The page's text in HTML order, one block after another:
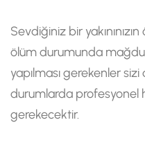
Sevdiğiniz bir
ölüm durumunda
yapılması gerekenler
durumlarda profesyonel
gerekecektir.